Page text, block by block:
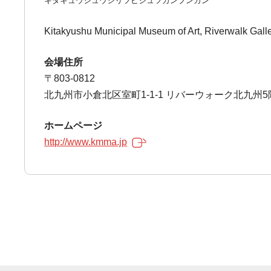
Kitakyushu Municipal Museum of Art, Riverwalk
会場住所
〒803-0812
北九州市小倉北区室町1-1-1 リバーウォーク北九州5
ホームページ
http://www.kmma.jp